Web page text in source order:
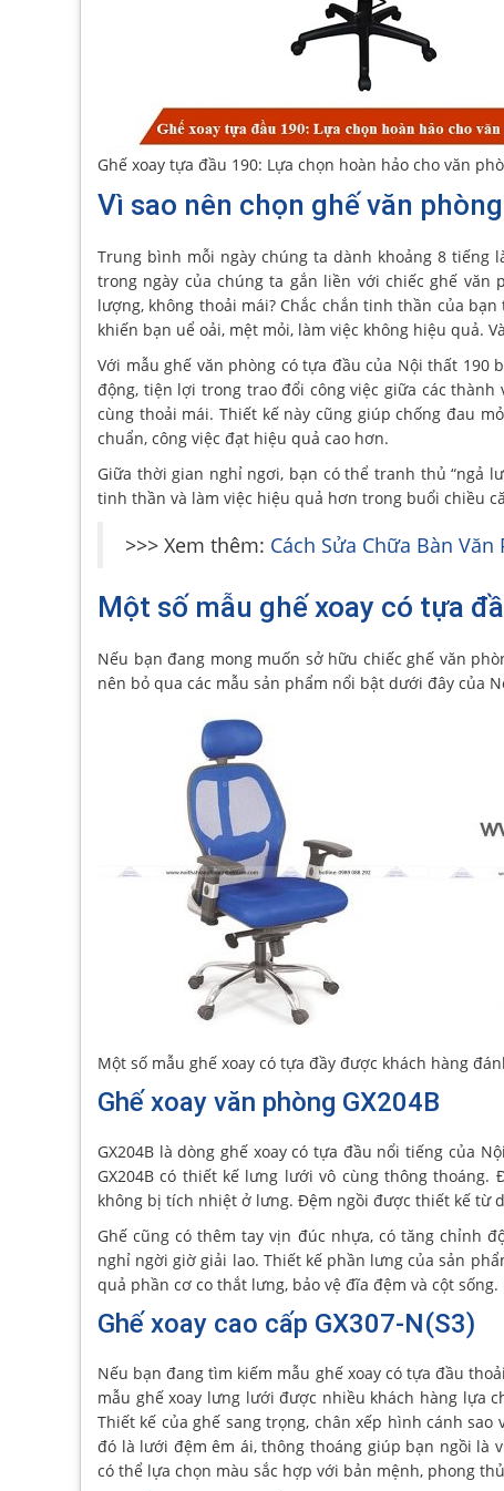
Ghế xoay tựa đầu 190: Lựa chọn hoàn hảo cho văn
Vì sao nên chọn ghế văn
Trung bình mỗi ngày chúng ta dành khoảng 8 tiếng
trong ngày của chúng ta gắn liền với chiếc ghế văn
lượng, không thoải mái? Chắc chắn tinh thần của
khiến bạn uể oải, mệt mỏi, làm việc không hiệu quả.
Với mẫu ghế văn phòng có tựa đầu của Nội thất 190
động, tiện lợi trong trao đổi công việc giữa các
cùng thoải mái. Thiết kế này cũng giúp chống đau
chuẩn, công việc đạt hiệu quả cao hơn.
Giữa thời gian nghỉ ngơi, bạn có thể tranh thủ “ngả
tinh thần và làm việc hiệu quả hơn trong buổi chiều
>>> Xem thêm: Cách Sửa Chữa Bàn
Một số mẫu ghế xoay có tựa
Nếu bạn đang mong muốn sở hữu chiếc ghế văn
nên bỏ qua các mẫu sản phẩm nổi bật dưới đây của
Một số mẫu ghế xoay có tựa đầy được khách hàng
Ghế xoay văn phòng GX204B
GX204B là dòng ghế xoay có tựa đầu nổi tiếng của
GX204B có thiết kế lưng lưới vô cùng thông
không bị tích nhiệt ở lưng. Đệm ngồi được thiết kế từ
Ghế cũng có thêm tay vịn đúc nhựa, có tăng chỉnh
nghỉ ngời giờ giải lao. Thiết kế phần lưng của sản
quả phần cơ co thắt lưng, bảo vệ đĩa đệm và cột
Ghế xoay cao cấp GX307-N(S3)
Nếu bạn đang tìm kiếm mẫu ghế xoay có tựa đầu
mẫu ghế xoay lưng lưới được nhiều khách hàng lựa
Thiết kế của ghế sang trọng, chân xếp hình cánh
đó là lưới đệm êm ái, thông thoáng giúp bạn ngồi là
có thể lựa chọn màu sắc hợp với bản mệnh, phong